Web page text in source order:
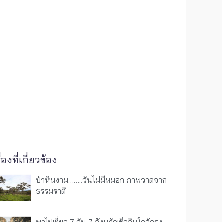
องที่เกี่ยวข้อง
ป่าหินงาม……..วันไม่มีหมอก ภาพวาดจาก
ธรรมชาติ